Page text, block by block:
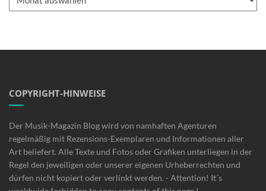
COPYRIGHT-HINWEISE
Der Musik-Magazin Blog wird von namhaften Agenturen
regelmäßig mit Rezensions-Exemplaren und Informationen aller
Art beliefert. Alle Texte und Fotos oder Grafiken unterliegen in der
Regel den jeweiligen oder unserer eigenen Urheberrechten und
dürfen nicht kopiert oder verlinkt werden. - Attention! It´s